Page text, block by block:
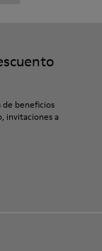
de beneficios
invitaciones a